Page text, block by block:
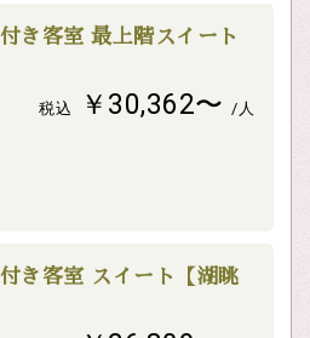
き客室 最上階スイート
税込 ￥30,362〜 /人
き客室 スイート【湖眺